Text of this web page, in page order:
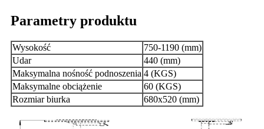
Parametry produktu
Wysokość
750-1190 (mm)
Udar
440 (mm)
Maksymalna nośność podnoszenia 4 (KGS)
Maksymalne obciążenie
60 (KGS)
Rozmiar biurka
680x520 (mm)